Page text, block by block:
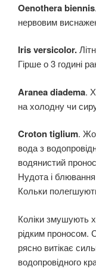
Oenothera biennis
нервовим
Iris versicolor.
Гірше о 3 годині
Aranea diadema.
на холодну чи
Croton tiglium.
вода з
водянистий
Нудота і
Кольки
Коліки змушують
рідким проносом.
рясно витікає
водопровідного